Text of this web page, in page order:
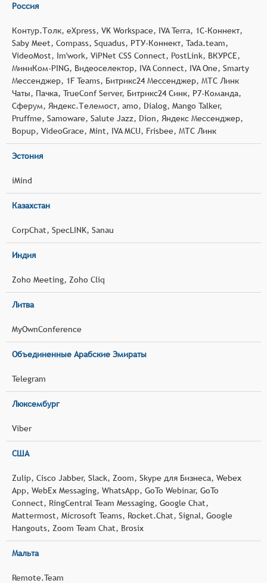
Россия
Контур.Толк, eXpress, VK Workspace, IVA Terra, 1С-Коннект,
Saby Meet, Compass, Squadus, РТУ-Коннект, Tada.team,
VideoMost, Im'work, ViPNet CSS Connect, PostLink, ВКУРСЕ,
МиниКом-PING, Видеоселектор, IVA Connect, IVA One, Smarty
Мессенджер, 1F Teams, Битрикс24 Мессенджер, МТС Линк
Чаты, Пачка, TrueConf Server, Битрикс24 Синк, Р7-Команда,
Сферум, Яндекс.Телемост, amo, Dialog, Mango Talker,
Pruffme, Samoware, Salute Jazz, Dion, Яндекс Мессенджер,
Bopup, VideoGrace, Mint, IVA MCU, Frisbee, МТС Линк
Эстония
iMind
Казахстан
CorpChat, SpecLINK, Sanau
Индия
Zoho Meeting, Zoho Cliq
Литва
MyOwnConference
Объединенные Арабские Эмираты
Telegram
Люксембург
Viber
США
Zulip, Cisco Jabber, Slack, Zoom, Skype для Бизнеса, Webex
App, WebEx Messaging, WhatsApp, GoTo Webinar, GoTo
Connect, RingCentral Team Messaging, Google Chat,
Mattermost, Microsoft Teams, Rocket.Chat, Signal, Google
Hangouts, Zoom Team Chat, Brosix
Мальта
Remote.Team